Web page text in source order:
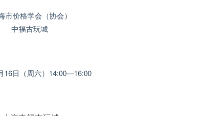
市价格学会（协会）
中福古玩城
16日（周六）14:00—16:00